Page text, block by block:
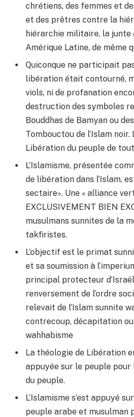
chrétiens, des femmes et
et des prêtres contre la
hiérarchie militaire, la junte
Amérique Latine, de même
Quiconque ne participait
libération était contourné,
viols, ni de profanation
destruction des symboles
Bouddhas de Bamyan ou
Tombouctou de l’Islam
Libération du peuple de
L’Islamisme, présentée
de libération dans l’Islam,
sectaire». Une « alliance
EXCLUSIVEMENT BIEN
musulmans sunnites de la
takfiristes.
L’objectif est le primat
et sa soumission à
principal protecteur
renversement de l’ordre
relevait de l’Islam sunnite
contrecoup, décapitation
wahhabisme
La théologie de Libération
appuyée sur le peuple
du peuple.
L’Islamisme s’est appuyé
peuple arabe et musulman